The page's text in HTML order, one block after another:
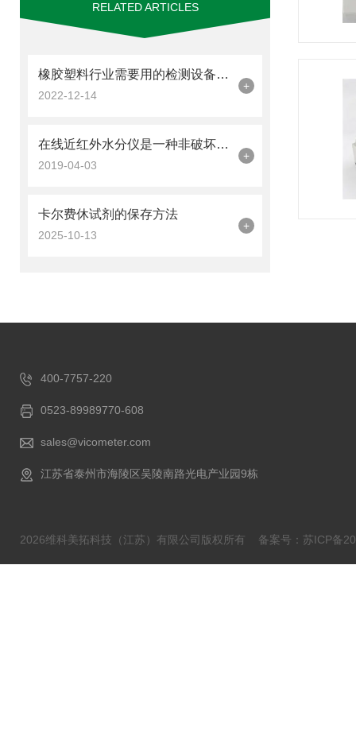
RELATED ARTICLES
橡胶塑料行业需要用的检测设备须知
2022-12-14
+
在线近红外水分仪是一种非破坏性非接触式的检测设备
2019-04-03
+
卡尔费休试剂的保存方法
2025-10-13
+
400-7757-220
0523-89989770-608
sales@vicometer.com
江苏省泰州市海陵区吴陵南路光电产业园9栋
2026维科美拓科技（江苏）有限公司版权所有 备案号：苏ICP备